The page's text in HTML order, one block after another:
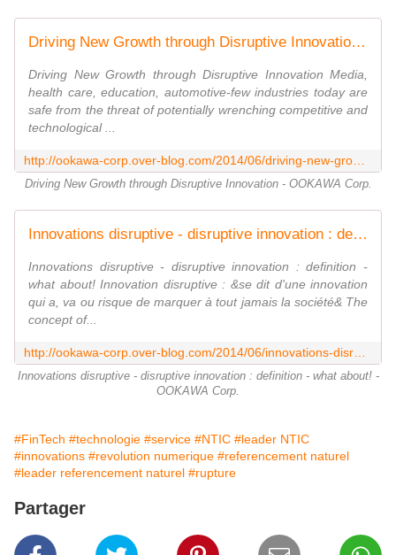
Driving New Growth through Disruptive Innovation - OOKAWA Corp.
Driving New Growth through Disruptive Innovation Media,
health care, education, automotive-few industries today are
safe from the threat of potentially wrenching competitive and
technological ...
Driving New Growth through Disruptive Innovation - OOKAWA Corp.
Innovations disruptive - disruptive innovation : definition - what about! - OOKAWA Corp.
Innovations disruptive - disruptive innovation : definition -
what about! Innovation disruptive : &se dit d'une innovation
qui a, va ou risque de marquer à tout jamais la société& The
concept of...
Innovations disruptive - disruptive innovation : definition - what about! -
OOKAWA Corp.
#FinTech #technologie #service #NTIC #leader NTIC
#innovations #revolution numerique #referencement naturel
#leader referencement naturel #rupture
Partager